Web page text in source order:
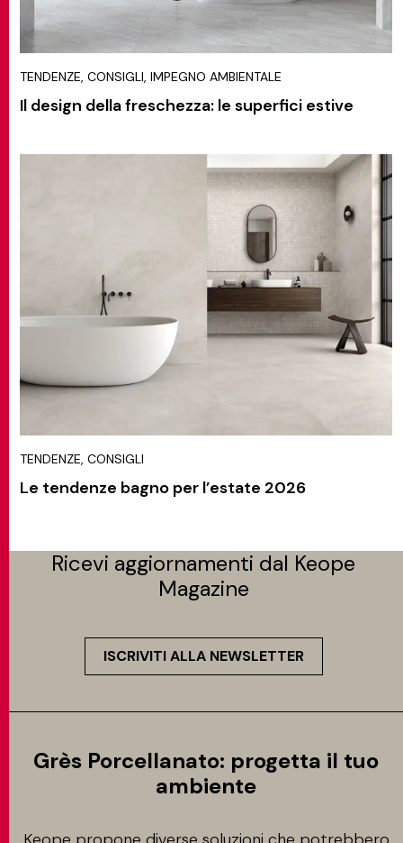
TENDENZE, CONSIGLI, IMPEGNO AMBIENTALE
Il design della freschezza: le superfici estive
TENDENZE, CONSIGLI
Le tendenze bagno per l’estate 2026
Ricevi aggiornamenti dal Keope
Magazine
ISCRIVITI ALLA NEWSLETTER
Grès Porcellanato: progetta il tuo
ambiente